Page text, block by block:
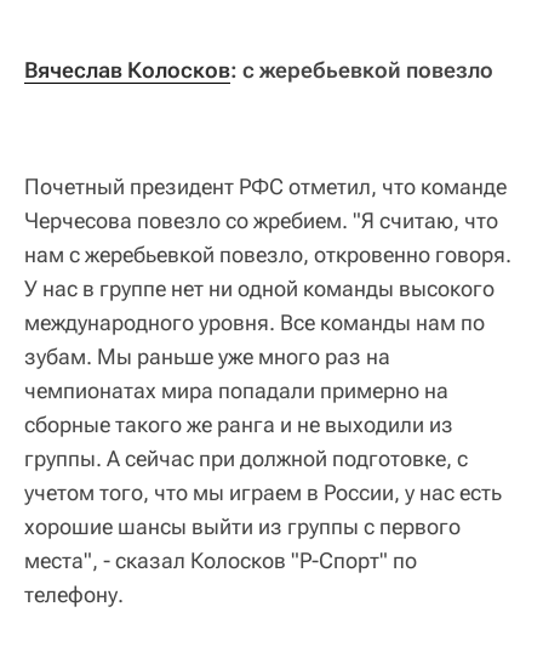
Вячеслав Колосков: с жеребьевкой повезло
Почетный президент РФС отметил, что команде
Черчесова повезло со жребием. "Я считаю, что
нам с жеребьевкой повезло, откровенно говоря.
У нас в группе нет ни одной команды высокого
международного уровня. Все команды нам по
зубам. Мы раньше уже много раз на
чемпионатах мира попадали примерно на
сборные такого же ранга и не выходили из
группы. А сейчас при должной подготовке, с
учетом того, что мы играем в России, у нас есть
хорошие шансы выйти из группы с первого
места", - сказал Колосков "Р-Спорт" по
телефону.